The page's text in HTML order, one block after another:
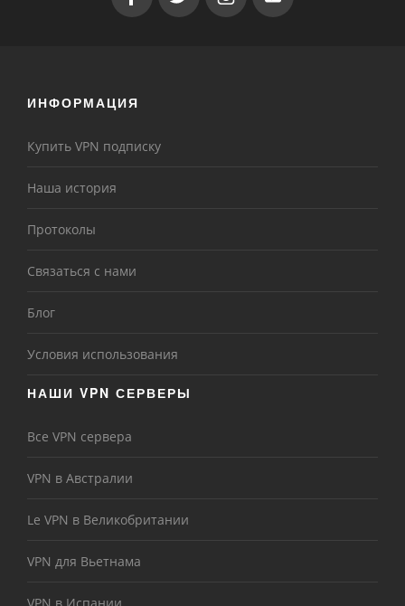
ИНФОРМАЦИЯ
Купить VPN подписку
Наша история
Протоколы
Связаться с нами
Блог
Условия использования
НАШИ VPN СЕРВЕРЫ
Все VPN сервера
VPN в Австралии
Le VPN в Великобритании
VPN для Вьетнама
VPN в Испании